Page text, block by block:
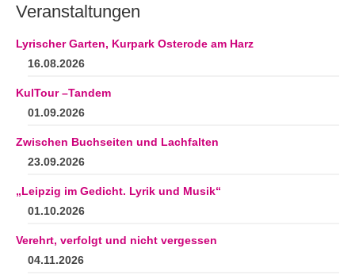
Veranstaltungen
Lyrischer Garten, Kurpark Osterode am Harz
16.08.2026
KulTour –Tandem
01.09.2026
Zwischen Buchseiten und Lachfalten
23.09.2026
„Leipzig im Gedicht. Lyrik und Musik“
01.10.2026
Verehrt, verfolgt und nicht vergessen
04.11.2026